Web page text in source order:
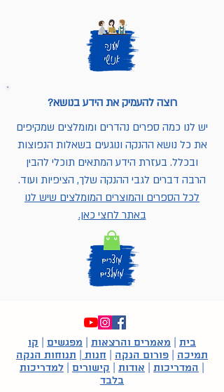
רוצה להעמיק את הידע בנושא?
יש לנו כמה ספרים נהדרים ומומלצים שמקיפים
את כל נושא ההנקה ונוגעים בשאלות הנפוצות
ובכלל. בעזרת הידע המתאים תוכלי להבין
הרבה דברים לגבי ההנקה שלך, הציפיות ועוד.
לכל הספרים והמוצרים המומלצים שיש לנו
באתר לחצי כאן.
בית מאמרים והרצאות מפגשים
קו
תמיכה
פורום הנקה חנות
תנוחות הנקה
המדריכות אודות קישורים
למדריכות
בלבד